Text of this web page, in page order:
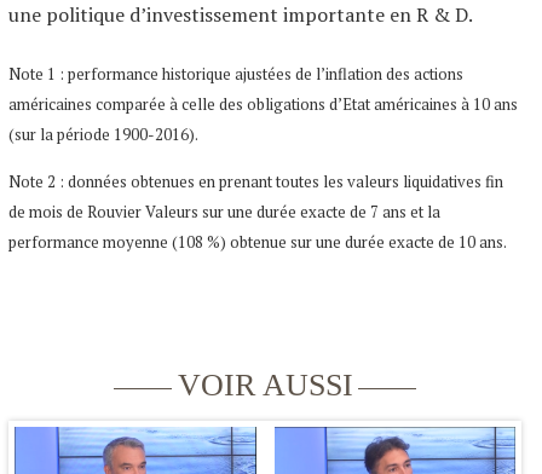
une politique d’investissement importante en R & D.
Note 1 : performance historique ajustées de l’inflation des actions
américaines comparée à celle des obligations d’Etat américaines à 10 ans
(sur la période 1900-2016).
Note 2 : données obtenues en prenant toutes les valeurs liquidatives fin
de mois de Rouvier Valeurs sur une durée exacte de 7 ans et la
performance moyenne (108 %) obtenue sur une durée exacte de 10 ans.
VOIR AUSSI